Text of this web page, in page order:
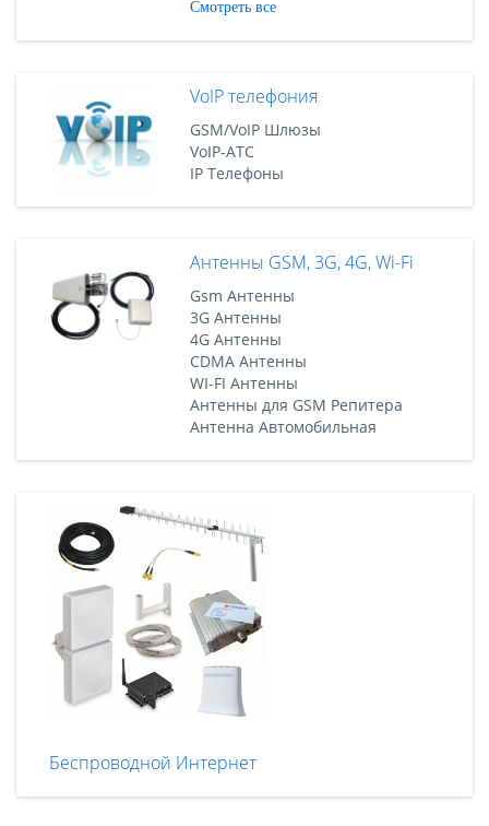
Смотреть все
VoIP телефония
GSM/VoIP Шлюзы
VoIP-АТС
IP Телефоны
Антенны GSM, 3G, 4G, Wi-Fi
Gsm Антенны
3G Антенны
4G Антенны
CDMA Антенны
WI-FI Антенны
Антенны для GSM Репитера
Антенна Автомобильная
Беспроводной Интернет